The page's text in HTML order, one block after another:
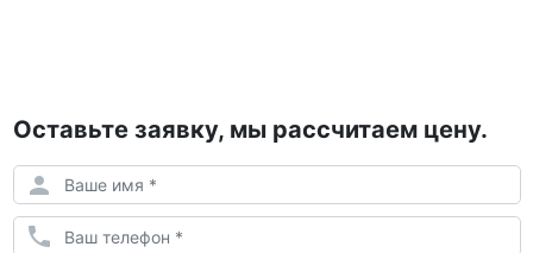
Оставьте заявку, мы рассчитаем цену.